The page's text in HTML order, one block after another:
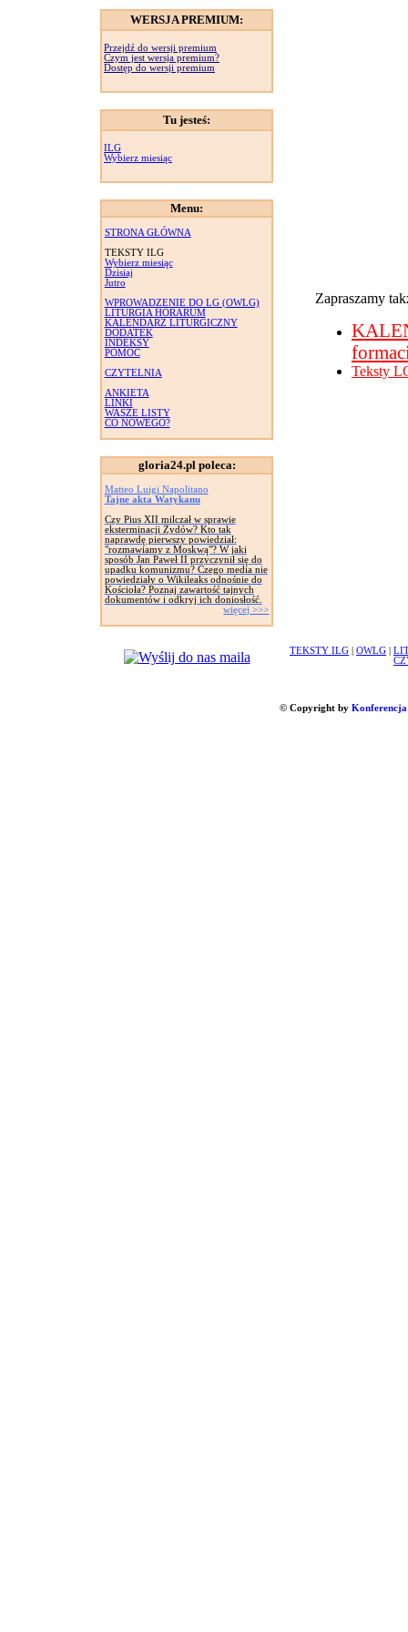
WERSJA PREMIUM:
Przejdź do wersji premium
Czym jest wersja premium?
Dostęp do wersji premium
Tu jesteś:
ILG
Wybierz miesiąc
Menu:
STRONA GŁÓWNA
TEKSTY ILG
Wybierz miesiąc
Dzisiaj
Jutro
WPROWADZENIE DO LG (OWLG)
LITURGIA HORARUM
KALENDARZ LITURGICZNY
DODATEK
INDEKSY
POMOC
CZYTELNIA
ANKIETA
LINKI
WASZE LISTY
CO NOWEGO?
gloria24.pl poleca:
Matteo Luigi Napolitano
Tajne akta Watykanu
Czy Pius XII milczał w sprawie
eksterminacji Żydów? Kto tak
naprawdę pierwszy powiedział:
"rozmawiamy z Moskwą"? W jaki
sposób Jan Paweł II przyczynił się do
upadku komunizmu? Czego media nie
powiedziały o Wikileaks odnośnie do
Kościoła? Poznaj zawartość tajnych
dokumentów i odkryj ich doniosłość.
więcej >>>
Zapraszamy
Teksty
TEKSTY ILG OWLG
© Copyright by Konferencja